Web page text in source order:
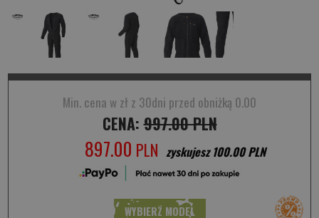
Min. cena w zł z 30dni przed obniżką 0.00
CENA:997.00 PLN
897.00 PLN zyskujesz 100.00 PLN
WYBIERZ MODEL